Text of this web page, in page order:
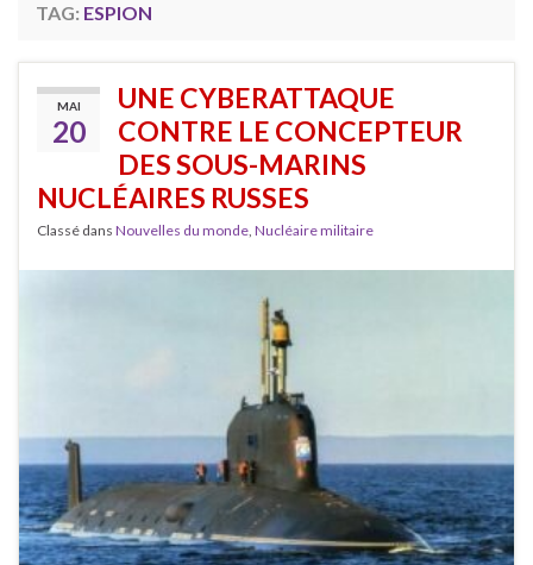
TAG: ESPION
MAI
20
UNE CYBERATTAQUE
CONTRE LE CONCEPTEUR
DES SOUS-MARINS
NUCLÉAIRES RUSSES
Classé dans Nouvelles du monde, Nucléaire militaire